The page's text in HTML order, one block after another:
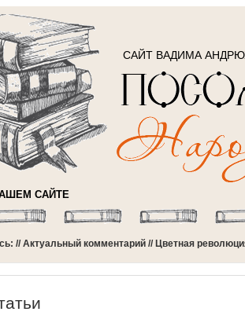
САЙТ ВАДИМА
САЙТЕ
//Актуальный комментарий // Цветная